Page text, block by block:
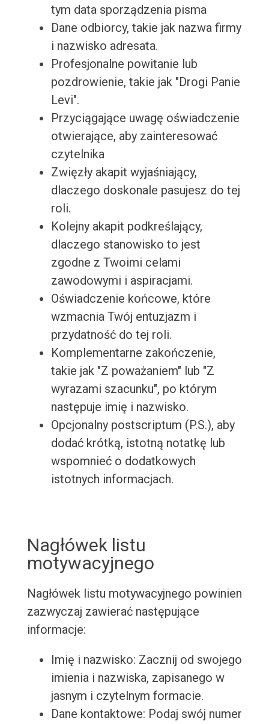
tym data sporządzenia pisma
Dane odbiorcy, takie jak nazwa firmy
i nazwisko adresata.
Profesjonalne powitanie lub
pozdrowienie, takie jak "Drogi Panie
Levi".
Przyciągające uwagę oświadczenie
otwierające, aby zainteresować
czytelnika
Zwięzły akapit wyjaśniający,
dlaczego doskonale pasujesz do tej
roli.
Kolejny akapit podkreślający,
dlaczego stanowisko to jest
zgodne z Twoimi celami
zawodowymi i aspiracjami.
Oświadczenie końcowe, które
wzmacnia Twój entuzjazm i
przydatność do tej roli.
Komplementarne zakończenie,
takie jak "Z poważaniem" lub "Z
wyrazami szacunku", po którym
następuje imię i nazwisko.
Opcjonalny postscriptum (P.S.), aby
dodać krótką, istotną notatkę lub
wspomnieć o dodatkowych
istotnych informacjach.
Nagłówek listu
motywacyjnego
Nagłówek listu motywacyjnego powinien
zazwyczaj zawierać następujące
informacje:
Imię i nazwisko: Zacznij od swojego
imienia i nazwiska, zapisanego w
jasnym i czytelnym formacie.
Dane kontaktowe: Podaj swój numer